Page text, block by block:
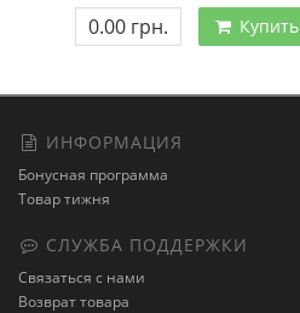
0.00 грн. Купить
ИНФОРМАЦИЯ
Бонусная программа
Товар тижня
СЛУЖБА ПОДДЕРЖКИ
Связаться с нами
Возврат товара